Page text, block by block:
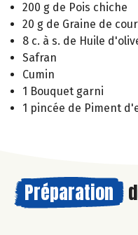
200 g de Pois chiche
20 g de Graine de
8 c. à s. de Huile
Safran
Cumin
1 Bouquet garni
1 pincée de Piment
Préparation